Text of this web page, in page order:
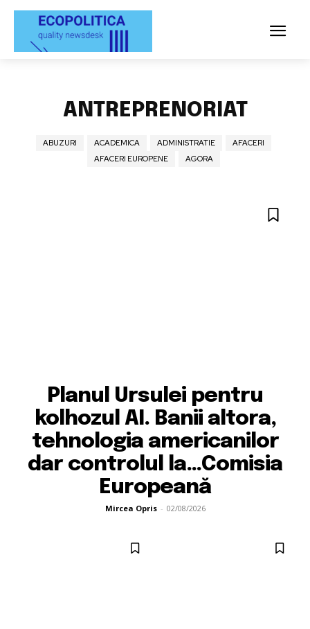
ANTREPRENORIAT
ABUZURI ACADEMICA ADMINISTRATIE
AFACERI
AFACERI EUROPENE
AGORA
Planul Ursulei pentru
kolhozul AI. Banii altora,
tehnologia americanilor
dar controlul la…Comisia
Europeană
Mircea Opris - 02/08/2026